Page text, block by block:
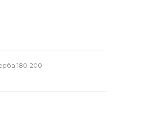
180-200